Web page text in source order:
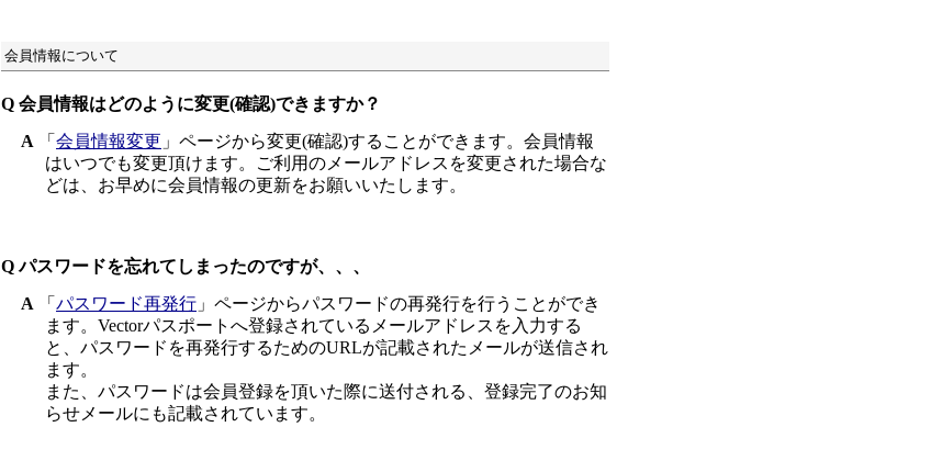
会員情報について
Q 会員情報はどのように変更(確認)できますか？
A 「 会員情報変更 」ページから変更(確認)することができます。会員情報
はいつでも変更頂けます。ご利用のメールアドレスを変更された場合な
どは、お早めに会員情報の更新をお願いいたします。
Q パスワードを忘れてしまったのですが、、、
A 「 パスワード再発行 」ページからパスワードの再発行を行うことができ
ます。Vectorパスポートへ登録されているメールアドレスを入力する
と、パスワードを再発行するためのURLが記載されたメールが送信され
ます。
また、パスワードは会員登録を頂いた際に送付される、登録完了のお知
らせメールにも記載されています。